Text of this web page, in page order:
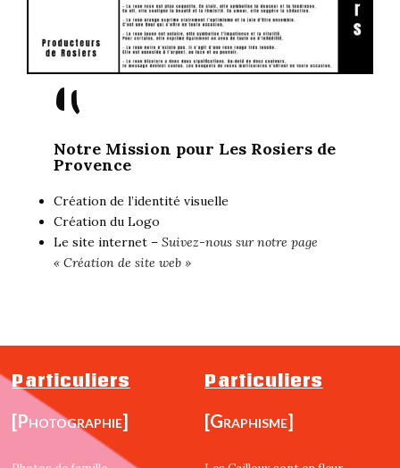
"
Notre Mission pour Les Rosiers de
Provence
Création de l’identité visuelle
Création du Logo
Le site internet – Suivez-nous sur notre page
« Création de site web »
Particuliers
[Photographie]
Particuliers
[Graphisme]